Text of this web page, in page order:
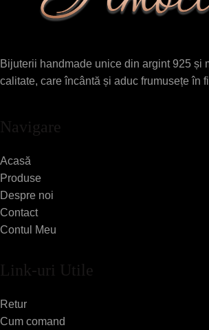
Bijuterii handmade unice din argint 925 și
calitate, care încântă și aduc frumusețe în
Navigare
Acasă
Produse
Despre noi
Contact
Contul Meu
Link-uri Utile
Retur
Cum comand